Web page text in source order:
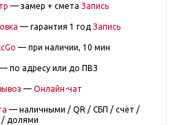
— замер + смета Запись
— гарантия 1 год Запись
— при наличии, 10 мин
— по адресу или до ПВЗ
— Онлайн-чат
— наличными / QR / СБП / счёт /
/ долями